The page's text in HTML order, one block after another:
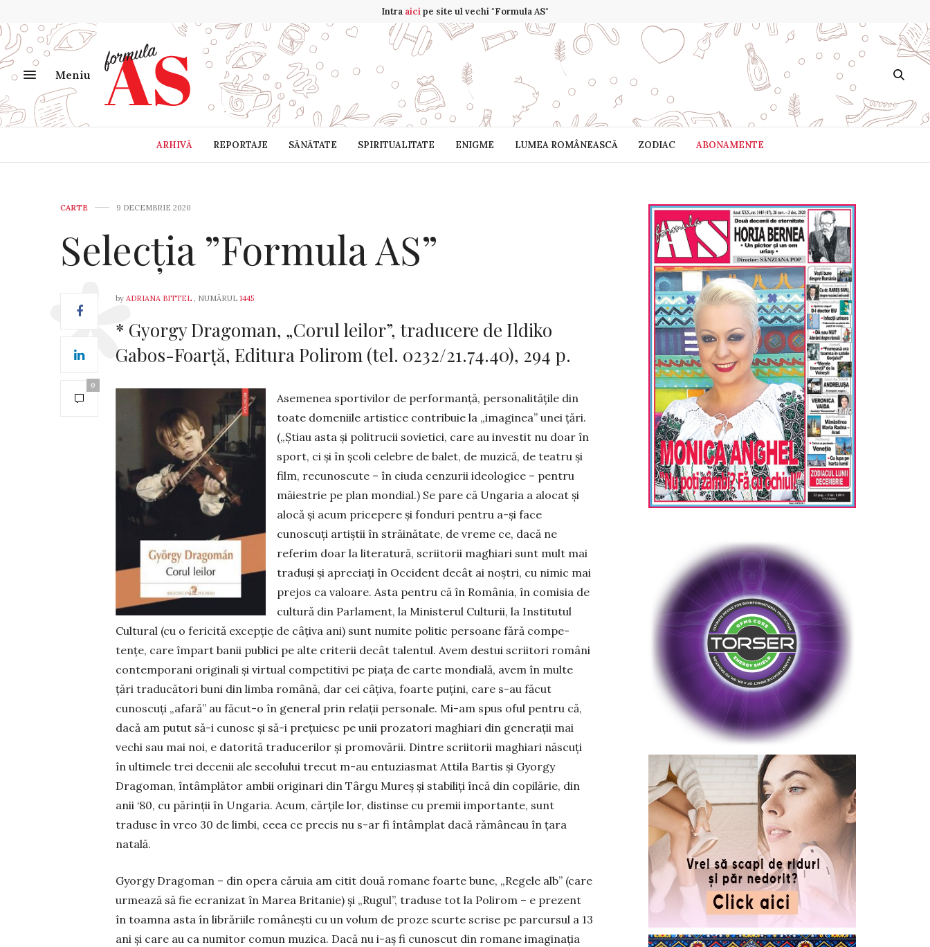
Intra aicipe site ul vechi "Formula AS"
Meniu
ARHIVĂ REPORTAJE SĂNĂTATE SPIRITUALITATE ENIGME LUMEA ROMÂNEASCĂ ZODIAC ABONAMENTE
CARTE 9 DECEMBRIE 2020
Selecția ”Formula AS”
0
by ADRIANA BITTEL , NUMĂRUL 1445
* Gyorgy Dragoman, „Corul leilor”, traducere de Ildiko
Gabos-Foarță, Editura Polirom (tel. 0232/21.74.40), 294 p.
Asemenea sportivilor de per­formanță, personalitățile din
toa­te domeniile artistice contri­buie la „imaginea” unei țări.
(„Știau asta și politrucii sovietici, care au investit nu doar în
sport, ci și în școli celebre de balet, de muzică, de teatru și
film, recunoscute – în ciu­da cenzurii ideo­lo­gice – pentru
măiestrie pe plan mondial.) Se pa­re că Ungaria a alocat și
alocă și acum pricepere și fonduri pentru a-și fa­ce
cunoscuți artiștii în străinătate, de vreme ce, dacă ne
referim doar la li­te­ratură, scriitorii ma­ghiari sunt mult mai
traduși și apreciați în Occident decât ai noș­tri, cu nimic mai
prejos ca va­loare. Asta pentru că în România, în comisia de
cultură din Par­lament, la Ministerul Culturii, la Institutul
Cultural (cu o fericită excepție de câțiva ani) sunt nu­mite politic persoane fără com­pe­
tențe, care împart banii publici pe alte criterii decât ta­lentul. Avem destui scriitori români
con­temporani originali și virtual competitivi pe piața de carte mon­dială, avem în multe
țări tra­ducători buni din limba română, dar cei câțiva, foarte puțini, care s-au făcut
cunoscuți „afară” au făcut-o în general prin relații per­sonale. Mi-am spus oful pentru că,
dacă am putut să-i cunosc și să-i prețuiesc pe unii prozatori maghiari din generații mai
vechi sau mai noi, e datorită traduce­rilor și promovării. Dintre scri­itorii maghiari năs­cuți
în ultimele trei decenii ale secolului trecut m-au entu­zias­mat Attila Bartis și Gyorgy
Drago­man, întâmplător am­bii originari din Târgu Mureș și sta­biliți încă din co­pilărie, din
anii ‘80, cu părinții în Un­ga­ria. Acum, cărțile lor, distinse cu premii im­por­tan­te, sunt
traduse în vreo 30 de limbi, ceea ce precis nu s-ar fi în­tâmplat dacă rămâneau în țara
natală.
Gyorgy Dragoman – din ope­ra căruia am citit două ro­mane foarte bune, „Regele alb” (care
urmează să fie ecranizat în Ma­rea Britanie) și „Rugul”, traduse tot la Polirom – e prezent
în toamna asta în librăriile ro­mâ­nești cu un volum de proze scur­te scrise pe parcursul a 13
ani și care au ca numitor comun mu­zica. Dacă nu i-aș fi cunoscut din romane imaginația